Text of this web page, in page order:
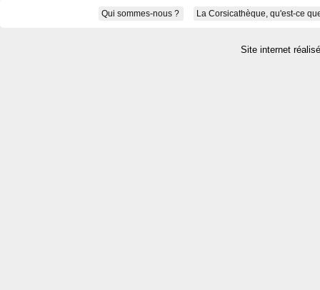
Qui sommes-nous ? La Corsicathèque, qu'est-ce
Site internet